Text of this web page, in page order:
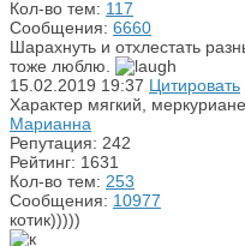
Кол-во тем: 117
Сообщения: 6660
Шарахнуть и отхлестать
тоже люблю.
15.02.2019 19:37 Цитировать
Характер мягкий,
Марианна
Репутация: 242
Рейтинг: 1631
Кол-во тем: 253
Сообщения: 10977
котик)))))